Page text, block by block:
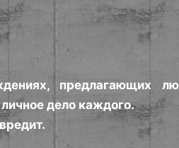
предлагающих
дело каждого.